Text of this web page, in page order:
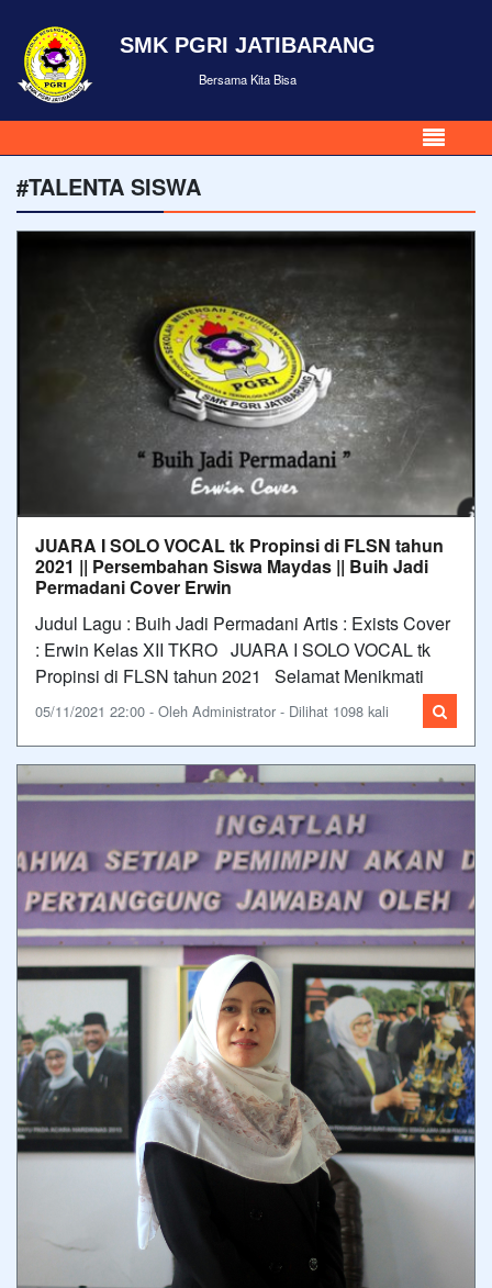
SMK PGRI JATIBARANG
Bersama Kita Bisa
#TALENTA SISWA
JUARA I SOLO VOCAL tk Propinsi di FLSN tahun
2021 || Persembahan Siswa Maydas || Buih Jadi
Permadani Cover Erwin
Judul Lagu : Buih Jadi Permadani Artis : Exists Cover
: Erwin Kelas XII TKRO JUARA I SOLO VOCAL tk
Propinsi di FLSN tahun 2021 Selamat Menikmati
05/11/2021 22:00 - Oleh Administrator - Dilihat 1098 kali